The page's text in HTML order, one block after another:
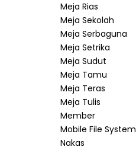
Meja Rias
Meja Sekolah
Meja Serbaguna
Meja Setrika
Meja Sudut
Meja Tamu
Meja Teras
Meja Tulis
Member
Mobile File System
Nakas